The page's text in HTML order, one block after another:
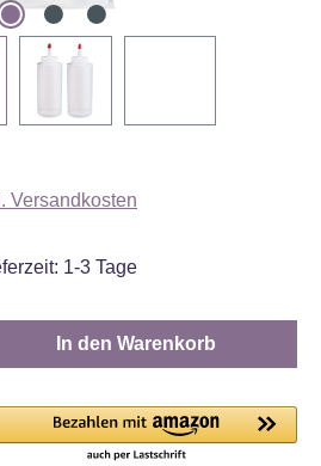
Versandkosten
1-3 Tage
Gib den gewünschten
In den Warenkorb